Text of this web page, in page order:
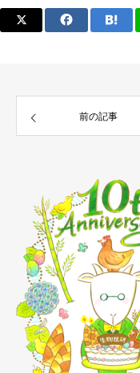
前の記事